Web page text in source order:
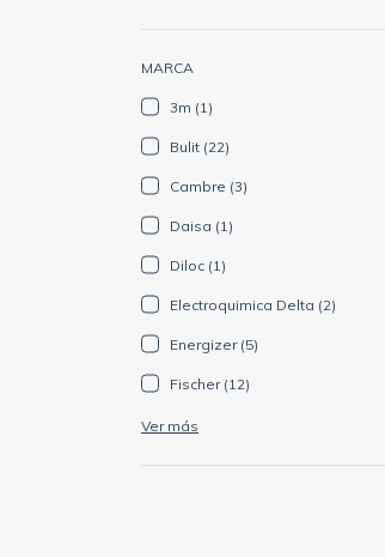
MARCA
3m (1)
Bulit (22)
Cambre (3)
Daisa (1)
Diloc (1)
Electroquimica Delta (2)
Energizer (5)
Fischer (12)
Ver más